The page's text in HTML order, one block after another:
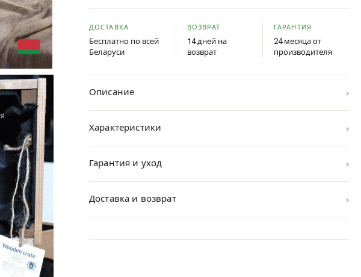
ДОСТАВКА
Бесплатно по всей
Беларуси
ВОЗВРАТ
14 дней на
возврат
ГАРАНТИЯ
24 месяца от
производителя
Описание ›
Характеристики ›
Гарантия и уход ›
Доставка и возврат ›